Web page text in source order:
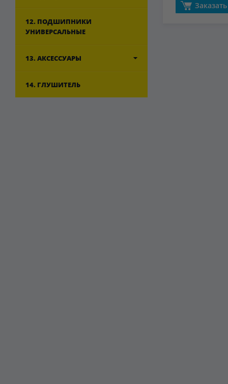
12. ПОДШИПНИКИ
УНИВЕРСАЛЬНЫЕ
13. АКСЕССУАРЫ
14. ГЛУШИТЕЛЬ
Заказать